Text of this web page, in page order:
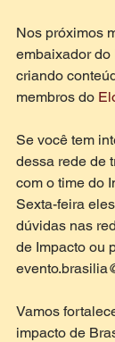
Nos próximos
embaixador do
criando
membros do
Se você tem
dessa rede de
com o time do
Sexta-feira
dúvidas nas
de Impacto ou
Vamos
impacto de